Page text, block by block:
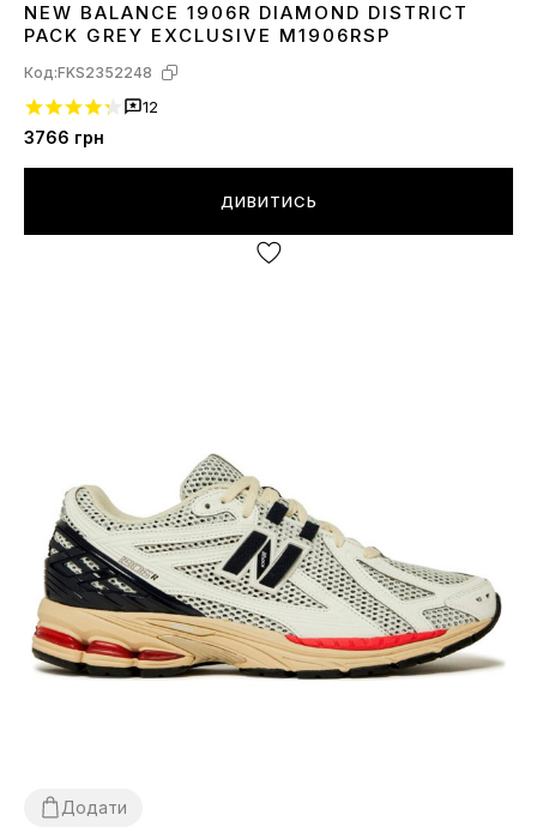
4142
NEW BALANCE 1906R DIAMOND DISTRICT
PACK GREY EXCLUSIVE M1906RSP
Код:FKS2352248
12
3766 грн
ДИВИТИСЬ
Додати